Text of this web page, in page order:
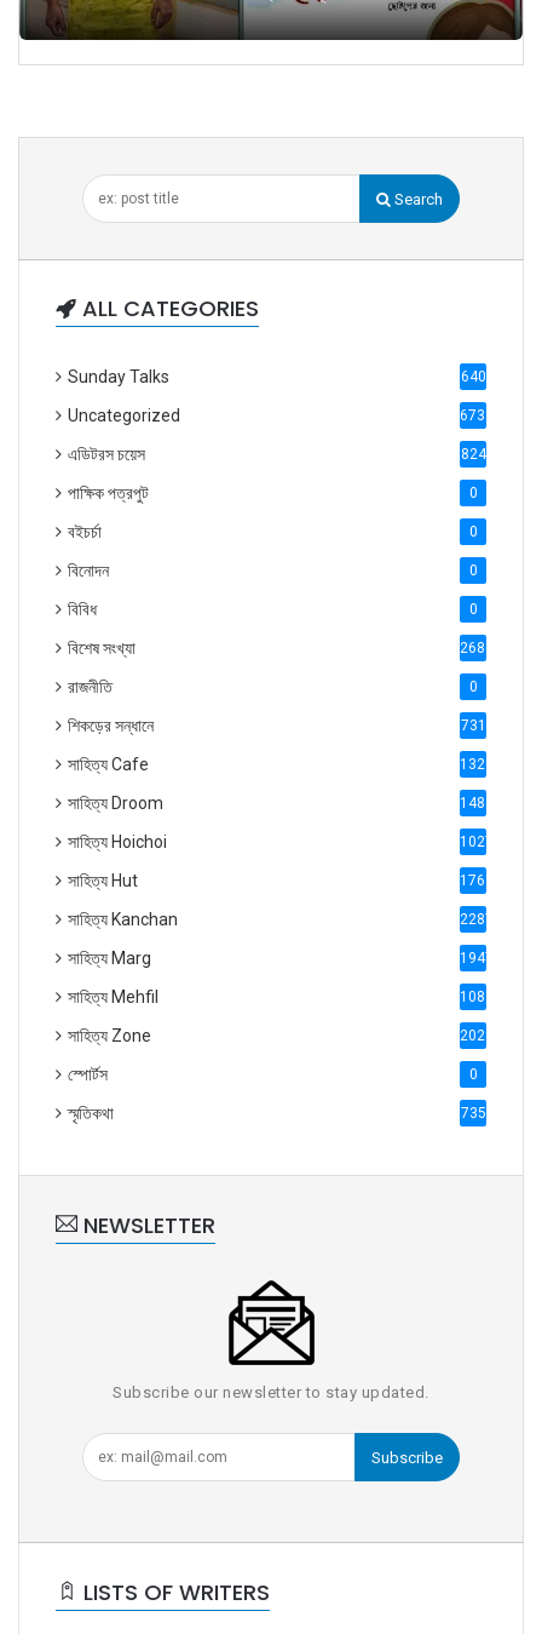
Search
ALL CATEGORIES
Sunday Talks 640
Uncategorized 6738
এডিটরস চয়েস 824
পাক্ষিক পত্রপুট 0
বইচর্চা 0
বিনোদন 0
বিবিধ 0
বিশেষ সংখ্যা 2686
রাজনীতি 0
শিকড়ের সন্ধানে 731
সাহিত্য Cafe 1321
সাহিত্য Droom 1488
সাহিত্য Hoichoi 1027
সাহিত্য Hut 1769
সাহিত্য Kanchan 2287
সাহিত্য Marg 1947
সাহিত্য Mehfil 1088
সাহিত্য Zone 2028
স্পোর্টস 0
স্মৃতিকথা 735
NEWSLETTER
Subscribe our newsletter to stay updated.
Subscribe
LISTS OF WRITERS